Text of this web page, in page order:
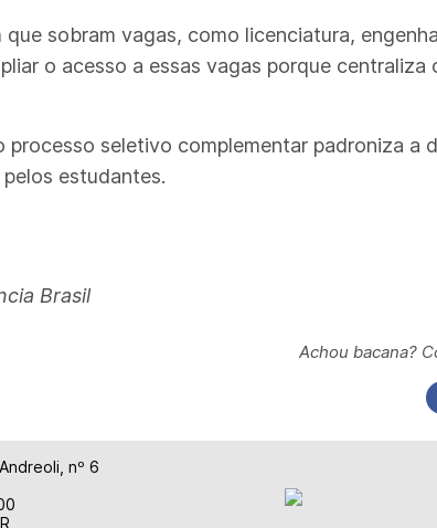
que sobram vagas, como licenciatura,
o acesso a essas vagas porque
processo seletivo complementar padroniza
estudantes.
Brasil
Achou bacana?
nº 6